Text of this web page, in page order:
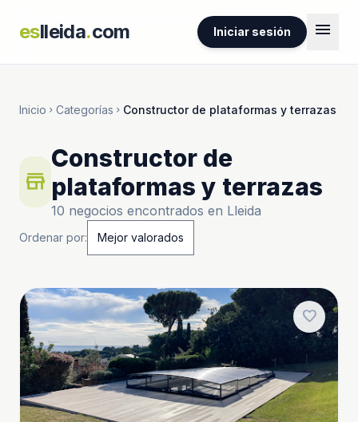
eslleida.com Iniciar sesión menu
Inicio chevron_right Categorías chevron_right Constructor de plataformas y terrazas
store
Constructor de
plataformas y terrazas
10 negocios encontrados en Lleida
Ordenar por:
favorite